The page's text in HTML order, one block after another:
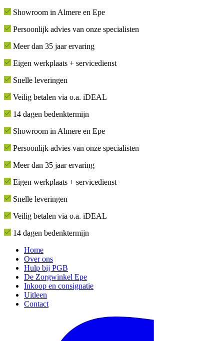
Showroom in Almere en Epe
Persoonlijk advies van onze specialisten
Meer dan 35 jaar ervaring
Eigen werkplaats + servicedienst
Snelle leveringen
Veilig betalen via o.a. iDEAL
14 dagen bedenktermijn
Showroom in Almere en Epe
Persoonlijk advies van onze specialisten
Meer dan 35 jaar ervaring
Eigen werkplaats + servicedienst
Snelle leveringen
Veilig betalen via o.a. iDEAL
14 dagen bedenktermijn
Home
Over ons
Hulp bij PGB
De Zorgwinkel Epe
Inkoop en consignatie
Uitleen
Contact